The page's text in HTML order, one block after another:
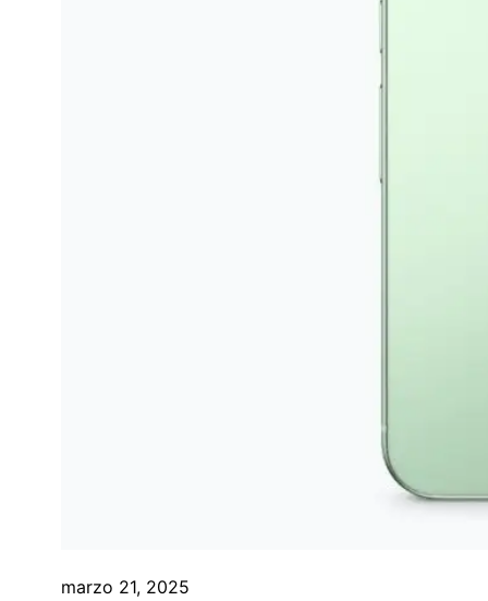
marzo 21, 2025